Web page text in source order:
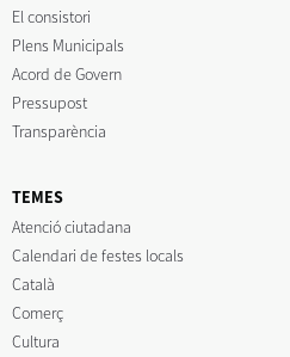
El consistori
Plens Municipals
Acord de Govern
Pressupost
Transparència
TEMES
Atenció ciutadana
Calendari de festes locals
Català
Comerç
Cultura